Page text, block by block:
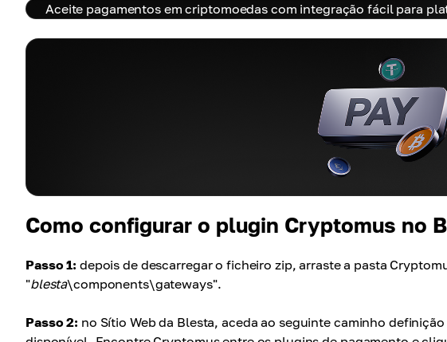
Aceite pagamentos em criptomoedas com integração fácil para
Como configurar o plugin Cryptomus no
Passo 1: depois de descarregar o ficheiro zip, arraste a pasta
"blesta\components\gateways".
Passo 2: no Sítio Web da Blesta, aceda ao seguinte caminho